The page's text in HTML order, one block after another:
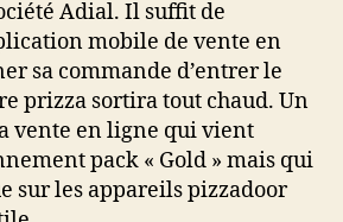
Adial. Il suffit de
mobile de vente en
sa commande d’entrer le
prizza sortira tout chaud. Un
vente en ligne qui vient
pack « Gold » mais qui
sur les appareils pizzadoor